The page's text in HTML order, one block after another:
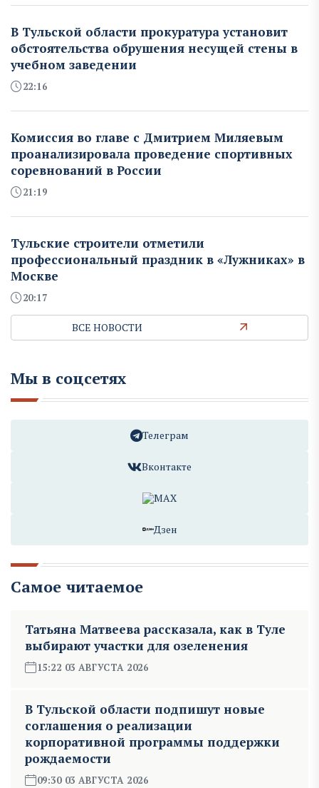
В Тульской области прокуратура установит
обстоятельства обрушения несущей стены в
учебном заведении
22:16
Комиссия во главе с Дмитрием Миляевым
проанализировала проведение спортивных
соревнований в России
21:19
Тульские строители отметили
профессиональный праздник в «Лужниках» в
Москве
20:17
ВСЕ НОВОСТИ
Мы в соцсетях
Телеграм
Вконтакте
MAX
Дзен
Самое читаемое
Татьяна Матвеева рассказала, как в Туле
выбирают участки для озеленения
15:22 03 АВГУСТА 2026
В Тульской области подпишут новые
соглашения о реализации
корпоративной программы поддержки
рождаемости
09:30 03 АВГУСТА 2026